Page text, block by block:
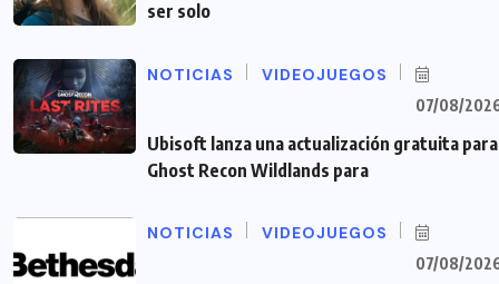
ser solo
NOTICIAS VIDEOJUEGOS
07/08/
Ubisoft lanza una actualización gratuita para
Ghost Recon Wildlands para
NOTICIAS VIDEOJUEGOS
07/08/